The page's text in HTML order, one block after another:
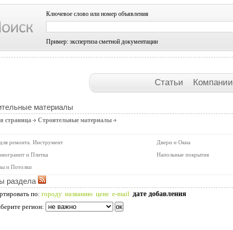
Ключевое слово или номер объявления
Пример: экспертиза сметной документации
Статьи Компании
материалы
страница Строительные материалы
ремонта. Инструмент Двери и Окна
и Плитка
Напольные покрытия
и Потолки
раздела
по: городу названию цене e-mail дате добавления
регион: